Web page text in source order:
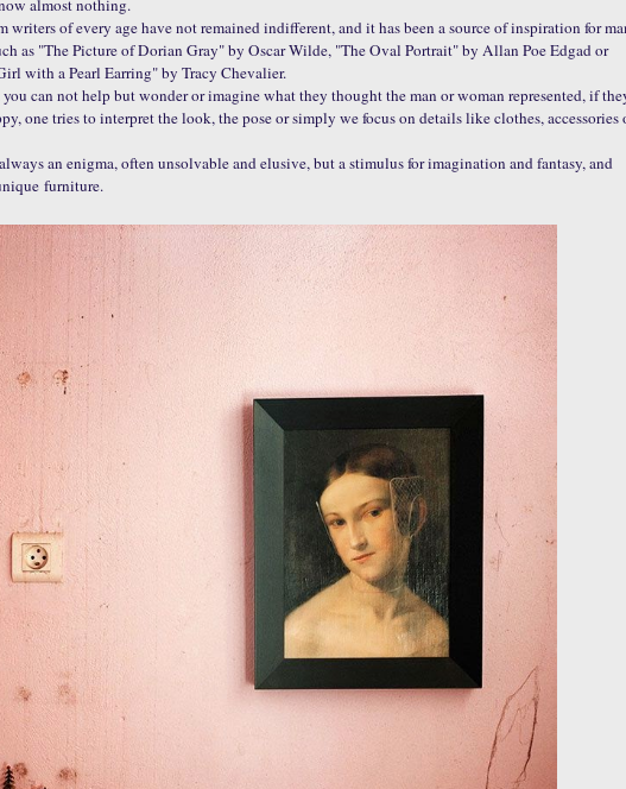
almost nothing.
writers of every age have not remained indifferent, and it has been a source of inspiration for
as "The Picture of Dorian Gray" by Oscar Wilde, "The Oval Portrait" by Allan Poe Edgad or
with a Pearl Earring" by Tracy Chevalier.
can not help but wonder or imagine what they thought the man or woman represented, if
one tries to interpret the look, the pose or simply we focus on details like clothes, accessories
an enigma, often unsolvable and elusive, but a stimulus for imagination and fantasy, and
furniture.